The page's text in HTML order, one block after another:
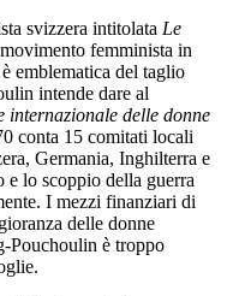
svizzera intitolata Le
femminista in
emblematica del taglio
intende dare al
internazionale delle donne
conta 15 comitati locali
Germania, Inghilterra e
lo scoppio della guerra
I mezzi finanziari di
delle donne
Pouchoulin è troppo